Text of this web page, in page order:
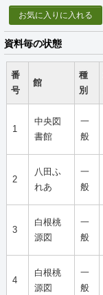
お気に入りに入れる
資料毎の状態
番
号
館
種
別
1
中央図
書館
一
般
2
八田ふ
れあ
一
般
3
白根桃
源図
一
般
4
白根桃
源図
一
般